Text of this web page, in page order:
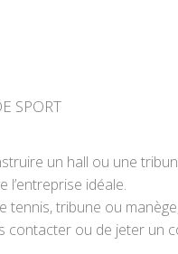
SPORT
un hall ou une
idéale.
tennis, tribune ou
contacter ou de jeter un